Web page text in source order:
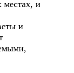
местах, и
и